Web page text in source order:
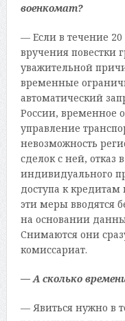
военкомат?
— Если в течение
вручения повестки
уважительной
временные
автоматический
России, временное
управление
невозможность
сделок с ней, отказ
индивидуального
доступа к
эти меры вводятся
на основании
Снимаются они
комиссариат.
— А сколько
— Явиться нужно в